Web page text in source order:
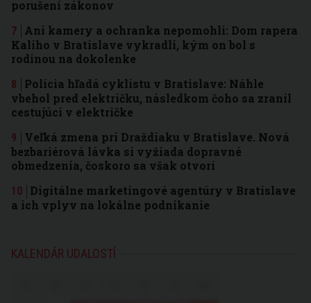
porušení zákonov
Ani kamery a ochranka nepomohli: Dom rapera
Kaliho v Bratislave vykradli, kým on bol s
rodinou na dokolenke
Polícia hľadá cyklistu v Bratislave: Náhle
vbehol pred električku, následkom čoho sa zranil
cestujúci v električke
Veľká zmena pri Draždiaku v Bratislave. Nová
bezbariérová lávka si vyžiada dopravné
obmedzenia, čoskoro sa však otvorí
Digitálne marketingové agentúry v Bratislave
a ich vplyv na lokálne podnikanie
KALENDÁR UDALOSTÍ